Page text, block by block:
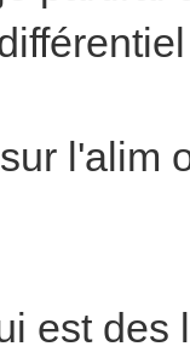
l'alim
est